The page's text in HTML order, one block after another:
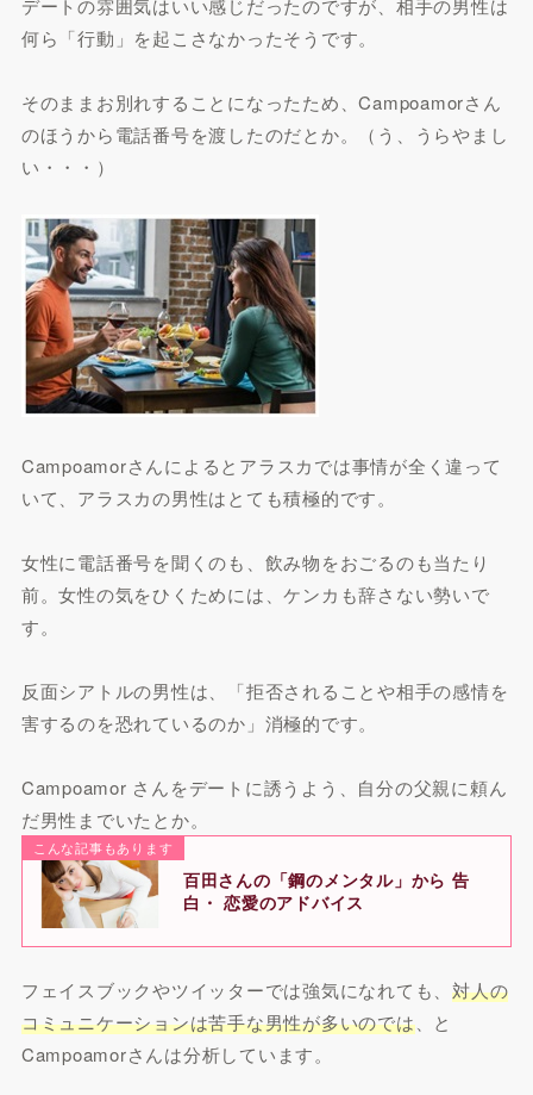
デートの雰囲気はいい感じだったのですが、相手の男性は
何ら「行動」を起こさなかったそうです。
そのままお別れすることになったため、Campoamorさん
のほうから電話番号を渡したのだとか。（う、うらやまし
い・・・）
Campoamorさんによるとアラスカでは事情が全く違って
いて、アラスカの男性はとても積極的です。
女性に電話番号を聞くのも、飲み物をおごるのも当たり
前。女性の気をひくためには、ケンカも辞さない勢いで
す。
反面シアトルの男性は、「拒否されることや相手の感情を
害するのを恐れているのか」消極的です。
Campoamor さんをデートに誘うよう、自分の父親に頼ん
だ男性までいたとか。
こんな記事もあります
百田さんの「鋼のメンタル」から 告
白・ 恋愛のアドバイス
フェイスブックやツイッターでは強気になれても、対人の
コミュニケーションは苦手な男性が多いのでは、と
Campoamorさんは分析しています。